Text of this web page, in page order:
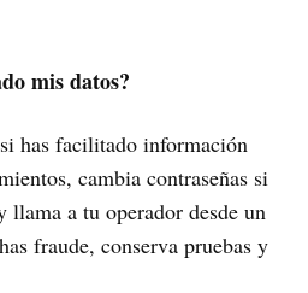
mis datos?
has facilitado información
cambia contraseñas si
llama a tu operador desde un
fraude, conserva pruebas y